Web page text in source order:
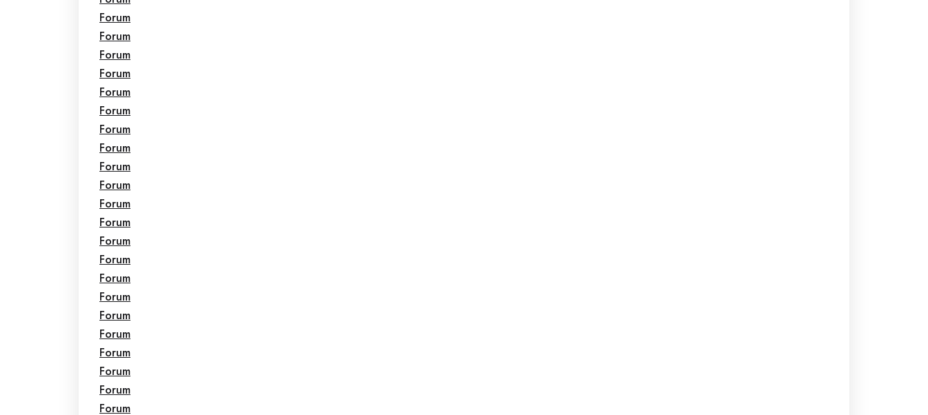
Forum
Forum
Forum
Forum
Forum
Forum
Forum
Forum
Forum
Forum
Forum
Forum
Forum
Forum
Forum
Forum
Forum
Forum
Forum
Forum
Forum
Forum